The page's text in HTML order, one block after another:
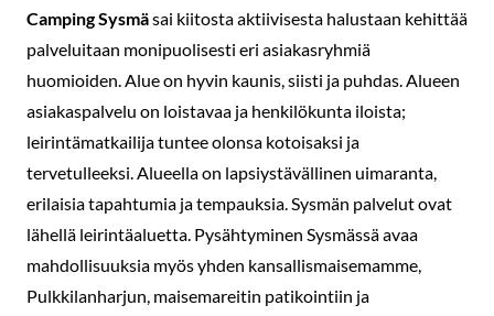
Camping Sysmäsai kiitosta aktiivisesta halustaan kehittää
palveluitaan monipuolisesti eri asiakasryhmiä
huomioiden. Alue on hyvin kaunis, siisti ja puhdas. Alueen
asiakaspalvelu on loistavaa ja henkilökunta iloista;
leirintämatkailija tuntee olonsa kotoisaksi ja
tervetulleeksi. Alueella on lapsiystävällinen uimaranta,
erilaisia tapahtumia ja tempauksia. Sysmän palvelut ovat
lähellä leirintäaluetta. Pysähtyminen Sysmässä avaa
mahdollisuuksia myös yhden kansallismaisemamme,
Pulkkilanharjun, maisemareitin patikointiin ja